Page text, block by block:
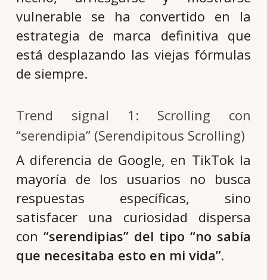
vulnerable se ha convertido en la
estrategia de marca definitiva que
está desplazando las viejas fórmulas
de siempre.
Trend signal 1: Scrolling con
“serendipia” (Serendipitous Scrolling)
A diferencia de Google, en TikTok la
mayoría de los usuarios no busca
respuestas específicas, sino
satisfacer una curiosidad dispersa
con “serendipias” del tipo “no sabía
que necesitaba esto en mi vida”.